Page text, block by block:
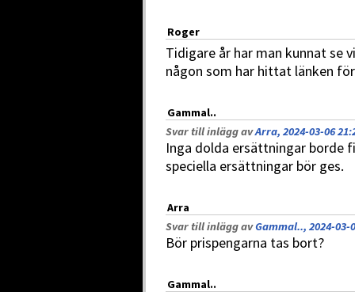
Roger
Tidigare år har man kunnat se
någon som har hittat länken
Gammal..
Svar till inlägg avArra, 2024-03-06
Inga dolda ersättningar borde
speciella ersättningar bör ges.
Arra
Svar till inlägg avGammal.., 2024-03-
Bör prispengarna tas bort?
Gammal..